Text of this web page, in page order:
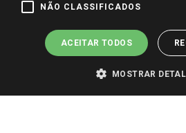
Pagamento e Segurança
NÃO CLASSIFICADOS
ACEITAR TODOS
MOSTRAR